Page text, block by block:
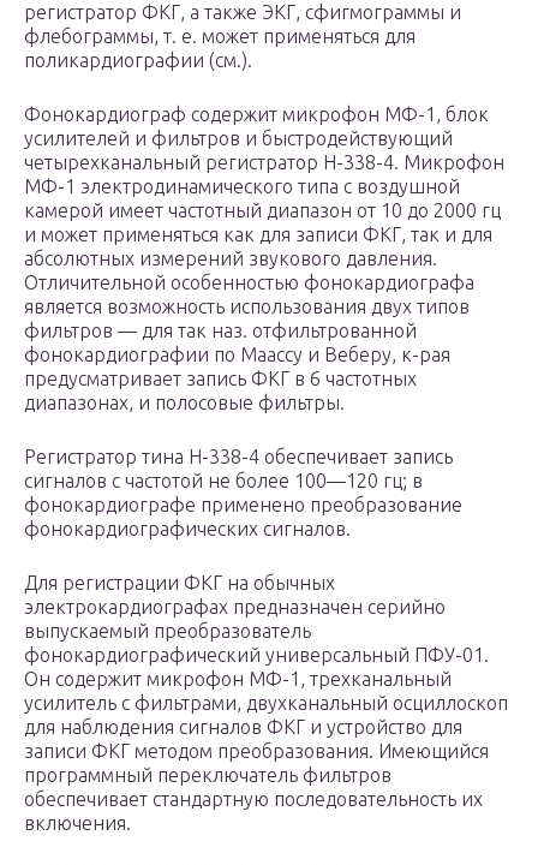
регистратор ФКГ, а также ЭКГ, сфигмограммы и
флебограммы, т. е. может применяться для
поликардиографии (см.).
Фонокардиограф содержит микрофон МФ-1, блок
усилителей и фильтров и быстродействующий
четырехканальный регистратор Н-338-4. Микрофон
МФ-1 электродинамического типа с воздушной
камерой имеет частотный диапазон от 10 до 2000 гц
и может применяться как для записи ФКГ, так и для
абсолютных измерений звукового давления.
Отличительной особенностью фонокардиографа
является возможность использования двух типов
фильтров — для так наз. отфильтрованной
фонокардиографии по Маассу и Веберу, к-рая
предусматривает запись ФКГ в 6 частотных
диапазонах, и полосовые фильтры.
Регистратор тина Н-338-4 обеспечивает запись
сигналов с частотой не более 100—120 гц; в
фонокардиографе применено преобразование
фонокардиографических сигналов.
Для регистрации ФКГ на обычных
электрокардиографах предназначен серийно
выпускаемый преобразователь
фонокардиографический универсальный ПФУ-01.
Он содержит микрофон МФ-1, трехканальный
усилитель с фильтрами, двухканальный осциллоскоп
для наблюдения сигналов ФКГ и устройство для
записи ФКГ методом преобразования. Имеющийся
программный переключатель фильтров
обеспечивает стандартную последовательность их
включения.